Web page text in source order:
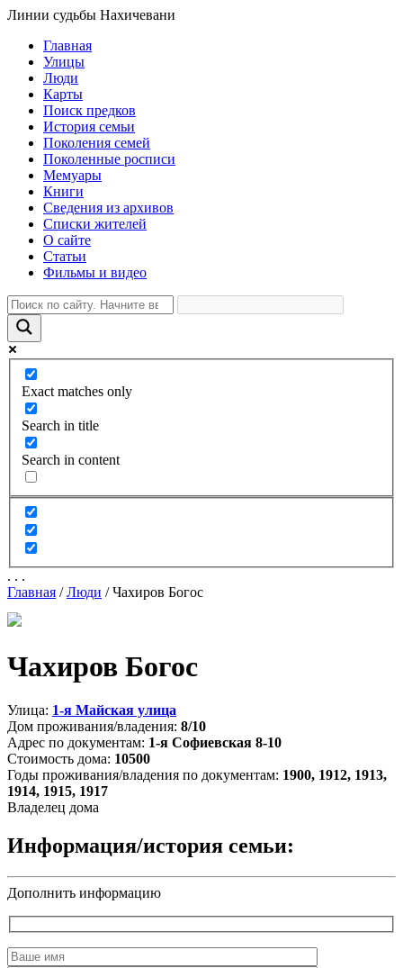
Линии судьбы Нахичевани
Главная
Улицы
Люди
Карты
Поиск предков
История семьи
Поколения семей
Поколенные росписи
Мемуары
Книги
Сведения из архивов
Списки жителей
О сайте
Статьи
Фильмы и видео
Exact matches only
Search in title
Search in content
. . .
Главная /Люди /Чахиров Богос
Чахиров Богос
Улица: 1-я Майская улица
Дом проживания/владения: 8/10
Адрес по документам: 1-я Софиевская 8-10
Стоимость дома: 10500
Годы проживания/владения по документам: 1900, 1912, 1913,
1914, 1915, 1917
Владелец дома
Информация/история семьи:
Дополнить информацию